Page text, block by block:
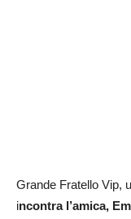
Grande Fratello Vip,
incontra l’amica,